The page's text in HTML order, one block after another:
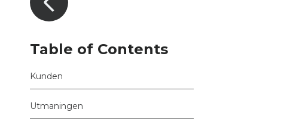
Table of Contents
Kunden
Utmaningen